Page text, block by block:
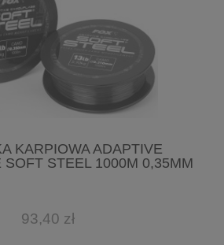
KARPIOWA ADAPTIVE
SOFT STEEL 1000M 0,35MM
93,40 zł